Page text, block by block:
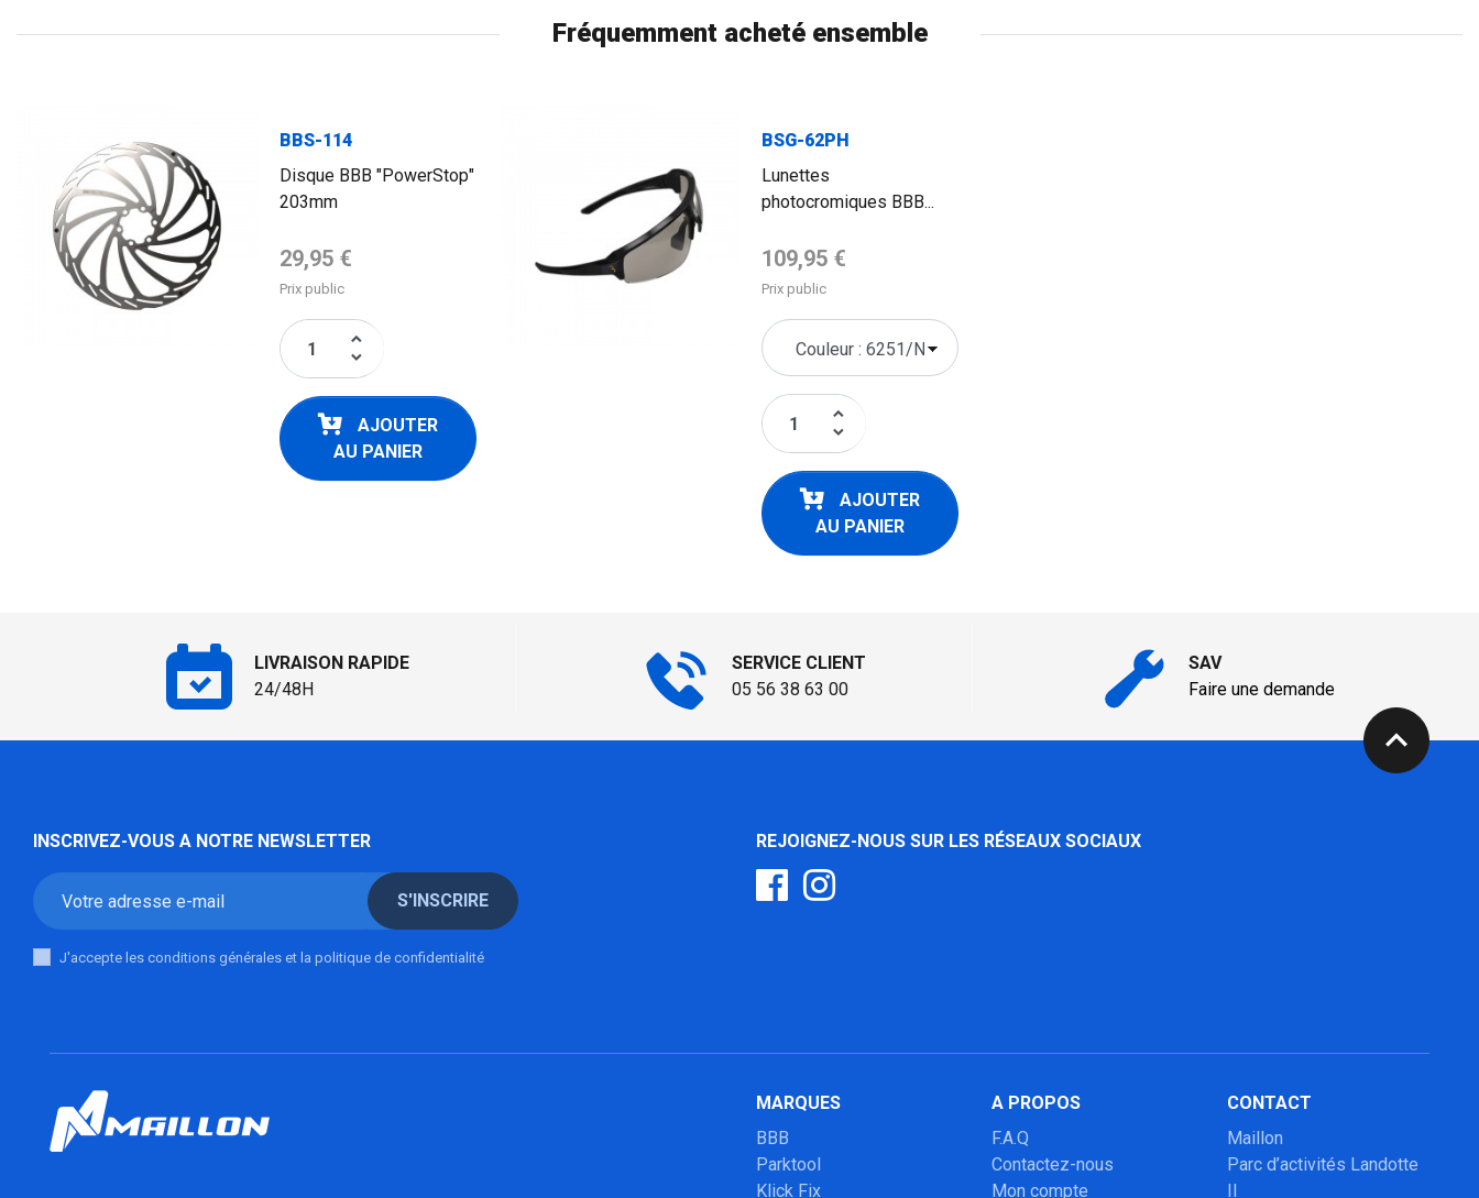
Fréquemment acheté ensemble
BBS-114
Disque BBB "PowerStop"
203mm
Prix de base
29,95 €
Prix public
keyboard_arrow_up
keyboard_arrow_down
AJOUTER
AU PANIER
BSG-62PH
Lunettes
photocromiques BBB...
Prix de base
109,95 €
Prix public
keyboard_arrow_up
keyboard_arrow_down
AJOUTER
AU PANIER
LIVRAISON RAPIDE
24/48H
SERVICE CLIENT
05 56 38 63 00
SAV
Faire une demande
expand_less
INSCRIVEZ-VOUS A NOTRE NEWSLETTER
S'INSCRIRE
J'accepte les conditions générales et la politique de confidentialité
REJOIGNEZ-NOUS SUR LES RÉSEAUX SOCIAUX
MARQUES
BBB
Parktool
Klick Fix
A PROPOS
F.A.Q
Contactez-nous
Mon compte
CONTACT
Maillon
Parc d’activités Landotte
II